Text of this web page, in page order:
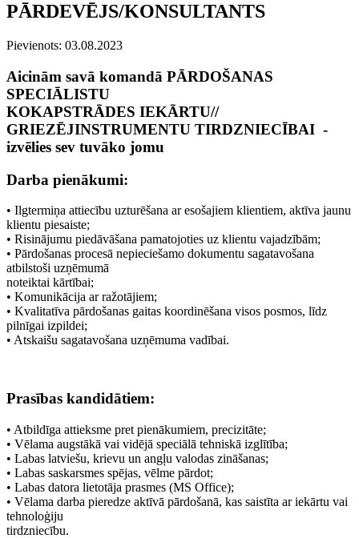
PĀRDEVĒJS/KONSULTANTS
Pievienots: 03.08.2023
Aicinām savā komandā PĀRDOŠANAS
SPECIĀLISTU
KOKAPSTRĀDES IEKĀRTU//
GRIEZĒJINSTRUMENTU TIRDZNIECĪBAI -
izvēlies sev tuvāko jomu
Darba pienākumi:
• Ilgtermiņa attiecību uzturēšana ar esošajiem klientiem, aktīva jaunu
klientu piesaiste;
• Risinājumu piedāvāšana pamatojoties uz klientu vajadzībām;
• Pārdošanas procesā nepieciešamo dokumentu sagatavošana
atbilstoši uzņēmumā
noteiktai kārtībai;
• Komunikācija ar ražotājiem;
• Kvalitatīva pārdošanas gaitas koordinēšana visos posmos, līdz
pilnīgai izpildei;
• Atskaišu sagatavošana uzņēmuma vadībai.
Prasības kandidātiem:
• Atbildīga attieksme pret pienākumiem, precizitāte;
• Vēlama augstākā vai vidējā speciālā tehniskā izglītība;
• Labas latviešu, krievu un angļu valodas zināšanas;
• Labas saskarsmes spējas, vēlme pārdot;
• Labas datora lietotāja prasmes (MS Office);
• Vēlama darba pieredze aktīvā pārdošanā, kas saistīta ar iekārtu vai
tehnoloģiju
tirdzniecību.